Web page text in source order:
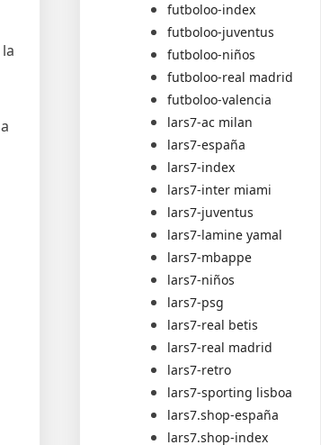
futboloo-index
futboloo-juventus
futboloo-niños
futboloo-real madrid
futboloo-valencia
lars7-ac milan
lars7-españa
lars7-index
lars7-inter miami
lars7-juventus
lars7-lamine yamal
lars7-mbappe
lars7-niños
lars7-psg
lars7-real betis
lars7-real madrid
lars7-retro
lars7-sporting lisboa
lars7.shop-españa
lars7.shop-index